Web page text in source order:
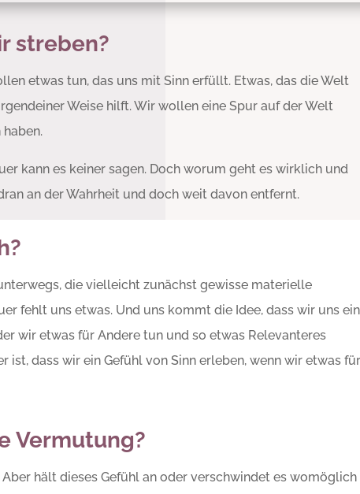
streben?
etwas tun, das uns mit Sinn erfüllt. Etwas, das die Welt
Weise hilft. Wir wollen eine Spur auf der Welt
kann es keiner sagen. Doch worum geht es wirklich und
an der Wahrheit und doch weit davon entfernt.
die vielleicht zunächst gewisse materielle
fehlt uns etwas. Und uns kommt die Idee, dass wir uns
wir etwas für Andere tun und so etwas Relevanteres
ist, dass wir ein Gefühl von Sinn erleben, wenn wir etwas
Vermutung?
hält dieses Gefühl an oder verschwindet es womöglich